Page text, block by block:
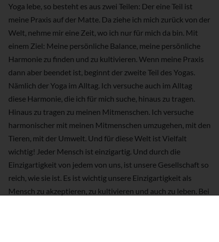
Yoga lebe, so besteht es aus zwei Teilen: Der eine Teil ist
meine Praxis auf der Matte. Da ziehe ich mich zurück von der
Welt, nehme mir eine Zeit, wo ich nur für mich da bin. Mit
einem Ziel: Meine persönliche Balance, meine persönliche
Harmonie zu finden und zu kultivieren. Wenn meine Praxis
dann aber beendet ist, beginnt der zweite Teil des Yogas.
Nämlich der Yoga im Alltag. Ich versuche auch im Alltag
diese Harmonie, die ich für mich suche, hinaus zu tragen.
Hinaus zu tragen zu meinen Mitmenschen. Ich versuche
harmonischer mit meinen Mitmenschen umzugehen, mit den
Tieren, mit der Umwelt. Und für diese Welt ist Vielfalt
wichtig! Jeder Mensch ist einzigartig. Und durch die
Einzigartigkeit von jedem von uns, ist unsere Gesellschaft so
reich, wie sie ist. Es ist wichtig unsere Einzigartigkeit als
Mensch zu akzeptieren, zu kultivieren und auch zu leben. Bei